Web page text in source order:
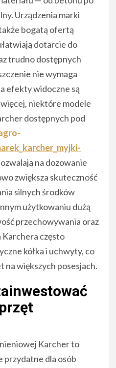
Urządzenia marki
bogatą ofertą
dotarcie do
trudno dostępnych
nie wymaga
efekty widoczne są
niektóre modele
dostępnych pod
na dozowanie
zwiększa skuteczność
silnych środków
użytkowaniu dużą
przechowywania oraz
Karchera często
kółka i uchwyty, co
większych posesjach.
Karcher to
przydatne dla osób